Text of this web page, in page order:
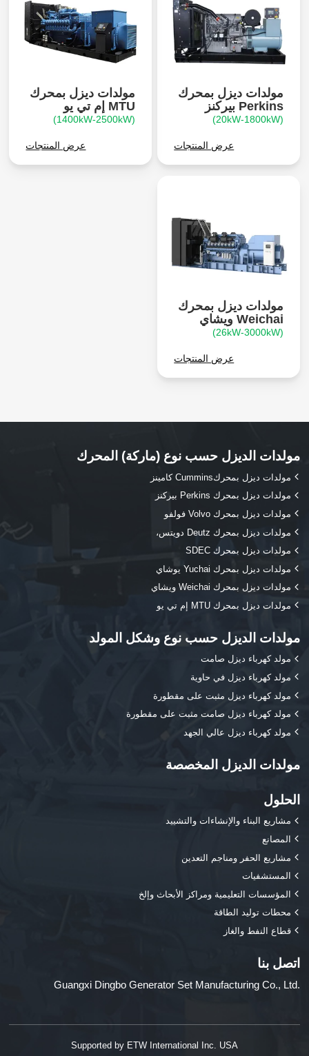
مولدات ديزل بمحرك
Perkins بيركنز
(20kW-1800kW)
عرض المنتجات
مولدات ديزل بمحرك
MTU إم تي يو
(1400kW-2500kW)
عرض المنتجات
مولدات ديزل بمحرك
Weichai ويشاي
(26kW-3000kW)
عرض المنتجات
مولدات الديزل حسب نوع (ماركة) المحرك
مولدات ديزل بمحركCummins كامينز
مولدات ديزل بمحرك Perkins بيركنز
مولدات ديزل بمحرك Volvo فولفو
مولدات ديزل بمحرك Deutz دويتس،
مولدات ديزل بمحرك SDEC
مولدات ديزل بمحرك Yuchai يوشاي
مولدات ديزل بمحرك Weichai ويشاي
مولدات ديزل بمحرك MTU إم تي يو
مولدات الديزل حسب نوع وشكل المولد
مولد كهرباء ديزل صامت
مولد كهرباء ديزل في حاوية
مولد كهرباء ديزل مثبت على مقطورة
مولد كهرباء ديزل صامت مثبت على مقطورة
مولد كهرباء ديزل عالي الجهد
مولدات الديزل المخصصة
الحلول
مشاريع البناء والإنشاءات والتشييد
المصانع
مشاريع الحفر ومناجم التعدين
المستشفيات
المؤسسات التعليمية ومراكز الأبحاث وإلخ
محطات توليد الطاقة
قطاع النفط والغاز
اتصل بنا
Guangxi Dingbo Generator Set Manufacturing Co., Ltd.
Supported by ETW International Inc. USA